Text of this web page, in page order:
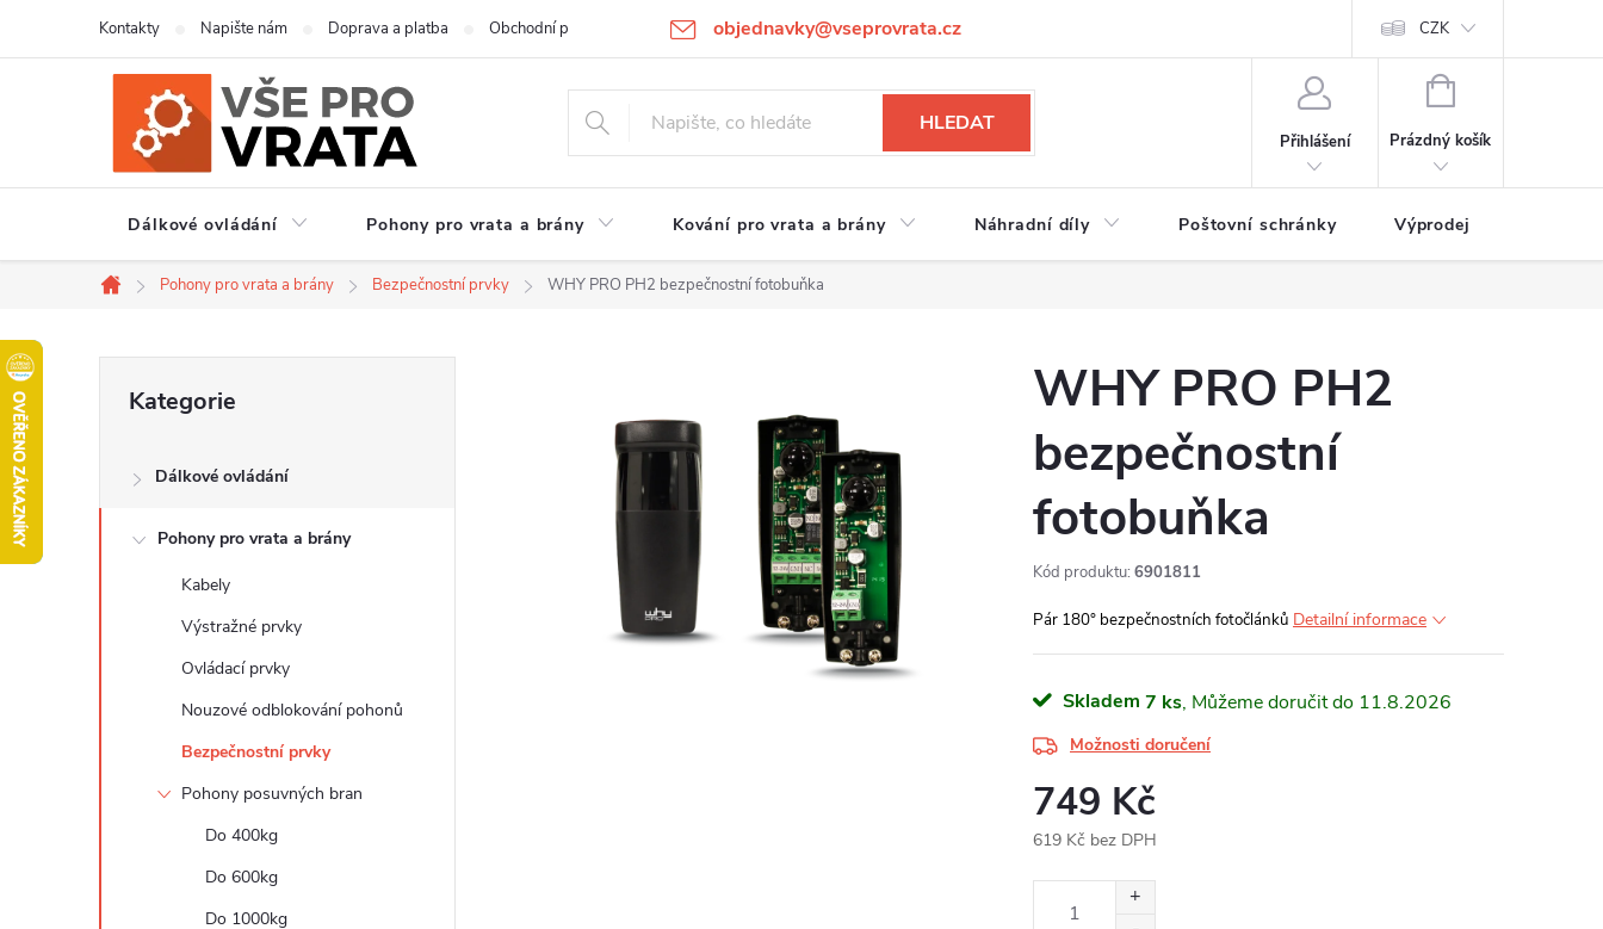
objednavky@vseprovrata.cz
Kontakty Napište nám Doprava a platba Obchodní podmínky Ochrana osobních údajů Novinky CZK
HLEDAT
Přihlášení
NÁKUPNÍ
Prázdný košík
Dálkové ovládání Pohony pro vrata a brány Kování pro vrata a brány Náhradní díly Poštovní schránky Výprodej
Domů
Pohony pro vrata a brány Bezpečnostní prvky WHY PRO PH2 bezpečnostní fotobuňka
s
kategorie
Kategorie
Dálkové ovládání
Pohony pro vrata a brány
Kabely
Výstražné prvky
Ovládací prvky
Nouzové odblokování pohonů
Bezpečnostní prvky
Pohony posuvných bran
Do 400kg
Do 600kg
Do 1000kg
WHY PRO PH2
bezpečnostní
fotobuňka
Kód produktu: 6901811
Pár 180° bezpečnostních fotočlánků Detailní informace
Skladem 7 ks 11.8.2026
Možnosti doručení
749 Kč
619 Kč bez DPH